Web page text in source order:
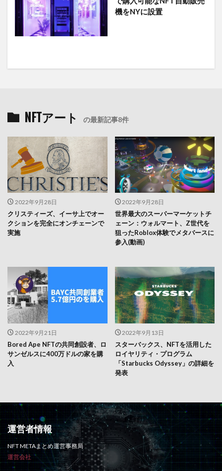
機をNYに設置
NFTアート の最新記事8件
2022年9月28日
クリスティーズ、イーサ上でオー
クションを完全にオンチェーンで
実施
2022年9月28日
世界最大のスーパーマーケットチ
ェーン：ウォルマート、Z世代を
狙ったRoblox体験でメタバースに
参入(動画)
2022年9月21日
Bored Ape NFTの共同創設者、ロ
サンゼルスに400万ドルの家を購
入
2022年9月13日
スターバックス、NFTを活用した
ロイヤリティ・プログラム
「Starbucks Odyssey」の詳細を
発表
運営者情報
NFT METAまとめ運営事務局
運営会社